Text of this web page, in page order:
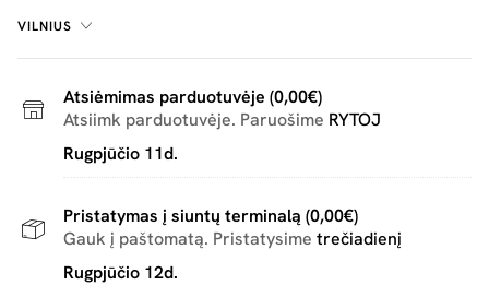
VILNIUS
Atsiėmimas parduotuvėje (0,00€)
Atsiimk parduotuvėje. Paruošime RYTOJ
Rugpjūčio 11d.
Pristatymas į siuntų terminalą (0,00€)
Gauk į paštomatą. Pristatysime trečiadienį
Rugpjūčio 12d.